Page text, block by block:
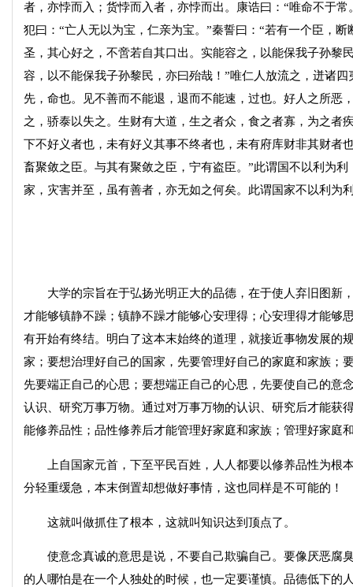
者，亦悖而入；货悖而入者，亦悖而出。康诰曰：“唯命不于
犯曰：“亡人无以为宝，仁亲为宝。”秦誓曰：“若有一个臣，
圣，其心好之，不啻若自其口出。实能容之，以能保我子孙黎
容，以不能保我子孙黎民，亦曰殆哉！”唯仁人放流之，迸诸
先，命也。见不善而不能退，退而不能速，过也。好人之所恶
之，骄泰以失之。生财有大道，生之者众，食之者寡，为之者
下不好义者也，未有好义其事不终者也，未有府库财非其财者
畜聚敛之臣。与其有聚敛之臣，宁有盗臣。”此谓国不以利为
家，灾害并至，虽有善者，亦无如之何矣。此谓国家不以利为
大学的宗旨在于弘扬光明正大的品德，在于使人弃旧图新
才能够镇静不躁；镇静不躁才能够心安理得；心安理得才能够
有开始有终结。明白了这本末始终的道理，就接近事物发展的
家；要想治理好自己的国家，先要管理好自己的家庭和家族；
先要端正自己的心思；要想端正自己的心思，先要使自己的意
认识、研究万事万物。通过对万事万物的认识、研究后才能获
能修养品性；品性修养后才能管理好家庭和家族；管理好家庭
上自国家元首，下至平民百姓，人人都要以修养品性为根
分轻重缓急，本末倒置却想做好事情，这也同样是不可能的！
这就叫做抓住了根本，这就叫知识达到顶点了。
使意念真诚的意思是说，不要自己欺骗自己。要像厌恶腐
的人哪怕是在一个人独处的时候，也一定要谨慎。品德低下的